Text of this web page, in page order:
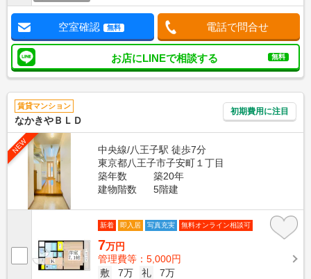
空室確認 無料 電話で問合せ
お店にLINEで相談する 無料
賃貸マンション
なかきやＢＬＤ
初期費用に注目
NEW
中央線/八王子駅 徒歩7分
東京都八王子市子安町１丁目
築年数
築20年
建物階数
5階建
新着 即入居 写真充実 無料オンライン相談可
7万円
管理費等：5,000円
敷
7万 礼
7万